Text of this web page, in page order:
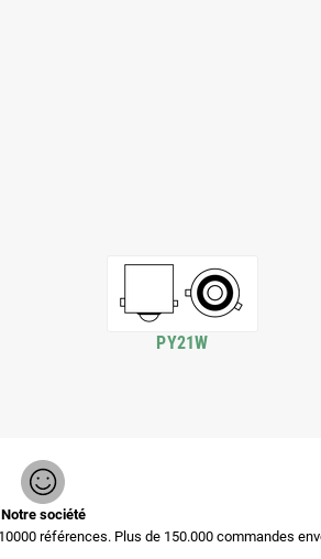
PY21W
Notre société
références. Plus de 150.000 commandes